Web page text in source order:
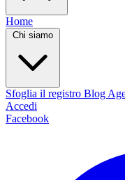
Home
Chi siamo
Sfoglia il registro Blog
Accedi
Facebook